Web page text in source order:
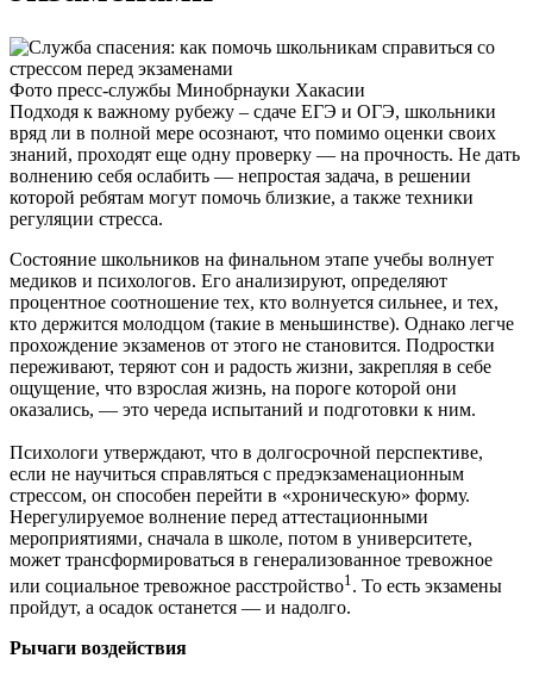
Фото пресс-службы Минобрнауки Хакасии
Подходя к важному рубежу – сдаче ЕГЭ и ОГЭ, школьники
вряд ли в полной мере осознают, что помимо оценки своих
знаний, проходят еще одну проверку — на прочность. Не дать
волнению себя ослабить — непростая задача, в решении
которой ребятам могут помочь близкие, а также техники
регуляции стресса.
Состояние школьников на финальном этапе учебы волнует
медиков и психологов. Его анализируют, определяют
процентное соотношение тех, кто волнуется сильнее, и тех,
кто держится молодцом (такие в меньшинстве). Однако легче
прохождение экзаменов от этого не становится. Подростки
переживают, теряют сон и радость жизни, закрепляя в себе
ощущение, что взрослая жизнь, на пороге которой они
оказались, — это череда испытаний и подготовки к ним.
Психологи утверждают, что в долгосрочной перспективе,
если не научиться справляться с предэкзаменационным
стрессом, он способен перейти в «хроническую» форму.
Нерегулируемое волнение перед аттестационными
мероприятиями, сначала в школе, потом в университете,
может трансформироваться в генерализованное тревожное
или социальное тревожное расстройство1 . То есть экзамены
пройдут, а осадок останется — и надолго.
Рычаги воздействия